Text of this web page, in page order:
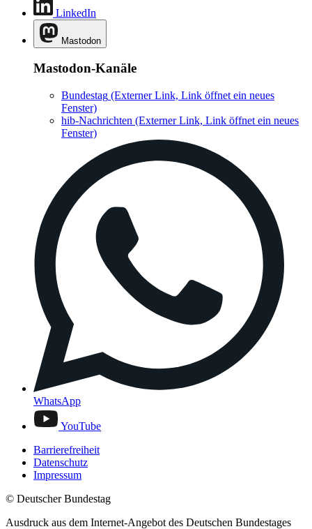
LinkedIn
Mastodon
Mastodon-Kanäle
Bundestag (Externer Link, Link öffnet ein neues
Fenster)
hib-Nachrichten (Externer Link, Link öffnet ein neues
Fenster)
WhatsApp
YouTube
Barrierefreiheit
Datenschutz
Impressum
© Deutscher Bundestag
Ausdruck aus dem Internet-Angebot des Deutschen Bundestages